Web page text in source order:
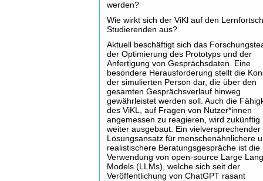
werden?
Wie wirkt sich der ViKl auf den
Studierenden aus?
Aktuell beschäftigt sich das
der Optimierung des Prototyps und der
Anfertigung von Gesprächsdaten. Eine
besondere Herausforderung stellt die
der simulierten Person dar, die über den
gesamten Gesprächsverlauf hinweg
gewährleistet werden soll. Auch die
des ViKL, auf Fragen von Nutzer*innen
angemessen zu reagieren, wird zukünftig
weiter ausgebaut. Ein vielversprechender
Lösungsansatz für menschenähnlichere
realistischere Beratungsgespräche ist die
Verwendung von open-source Large
Models (LLMs), welche sich seit der
Veröffentlichung von ChatGPT rasant